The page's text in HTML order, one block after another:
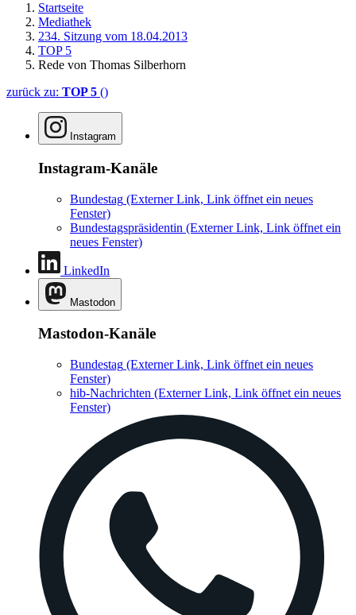
Startseite
Mediathek
234. Sitzung vom 18.04.2013
TOP 5
Rede von Thomas Silberhorn
zurück zu: TOP 5 ()
Instagram
Instagram-Kanäle
Bundestag (Externer Link, Link öffnet ein neues
Fenster)
Bundestagspräsidentin (Externer Link, Link öffnet ein
neues Fenster)
LinkedIn
Mastodon
Mastodon-Kanäle
Bundestag (Externer Link, Link öffnet ein neues
Fenster)
hib-Nachrichten (Externer Link, Link öffnet ein neues
Fenster)